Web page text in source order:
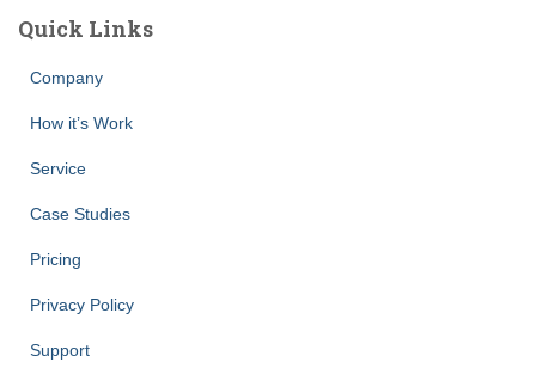
Quick Links
Company
How it’s Work
Service
Case Studies
Pricing
Privacy Policy
Support